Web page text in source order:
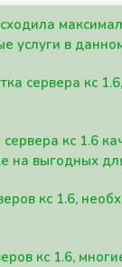
услуги в
сервера кс
кс 1.6
на выгодных
кс 1.6,
кс 1.6,